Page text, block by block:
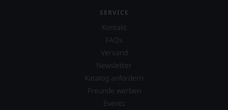
SERVICE
Kontakt
FAQs
Versand
Newsletter
Katalog anfordern
Freunde werben
Events